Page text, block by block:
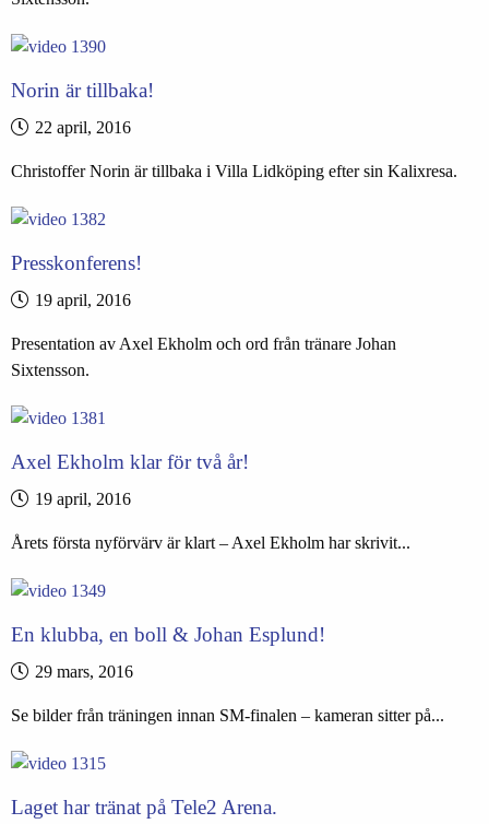
Norin är tillbaka!
22 april, 2016
Christoffer Norin är tillbaka i Villa Lidköping efter sin Kalixresa.
Presskonferens!
19 april, 2016
Presentation av Axel Ekholm och ord från tränare Johan
Sixtensson.
Axel Ekholm klar för två år!
19 april, 2016
Årets första nyförvärv är klart – Axel Ekholm har skrivit...
En klubba, en boll & Johan Esplund!
29 mars, 2016
Se bilder från träningen innan SM-finalen – kameran sitter på...
Laget har tränat på Tele2 Arena.